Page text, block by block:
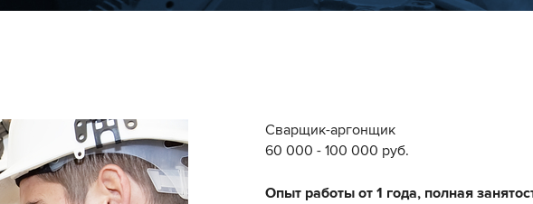
Сварщик-аргонщик
60 000 - 100 000 руб.
Опыт работы от 1 года, полная